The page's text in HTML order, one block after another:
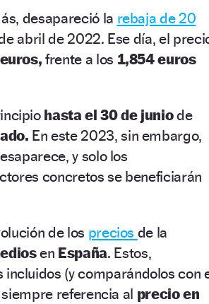
desapareció la rebaja de 20
abril de 2022. Ese día, el
frente a los 1,854 euros
hasta el 30 de juniode
En este 2023, sin embargo,
y solo los
concretos se beneficiarán
de los precios de la
en España. Estos,
incluidos (y comparándolos con
referencia al precio en